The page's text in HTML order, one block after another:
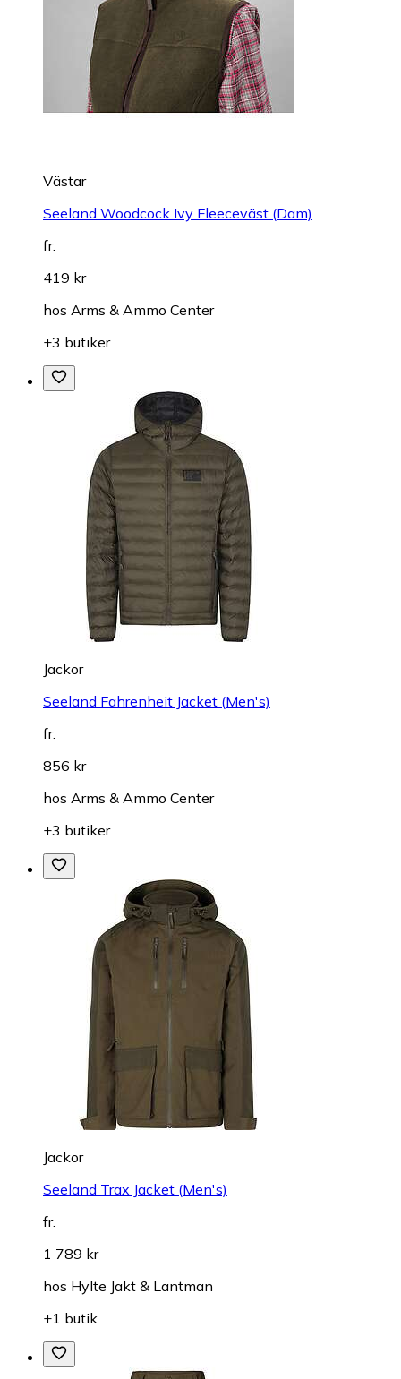
Västar
Seeland Woodcock Ivy Fleeceväst (Dam)
fr.
419 kr
hos Arms & Ammo Center
+3 butiker
Jackor
Seeland Fahrenheit Jacket (Men's)
fr.
856 kr
hos Arms & Ammo Center
+3 butiker
Jackor
Seeland Trax Jacket (Men's)
fr.
1 789 kr
hos Hylte Jakt & Lantman
+1 butik